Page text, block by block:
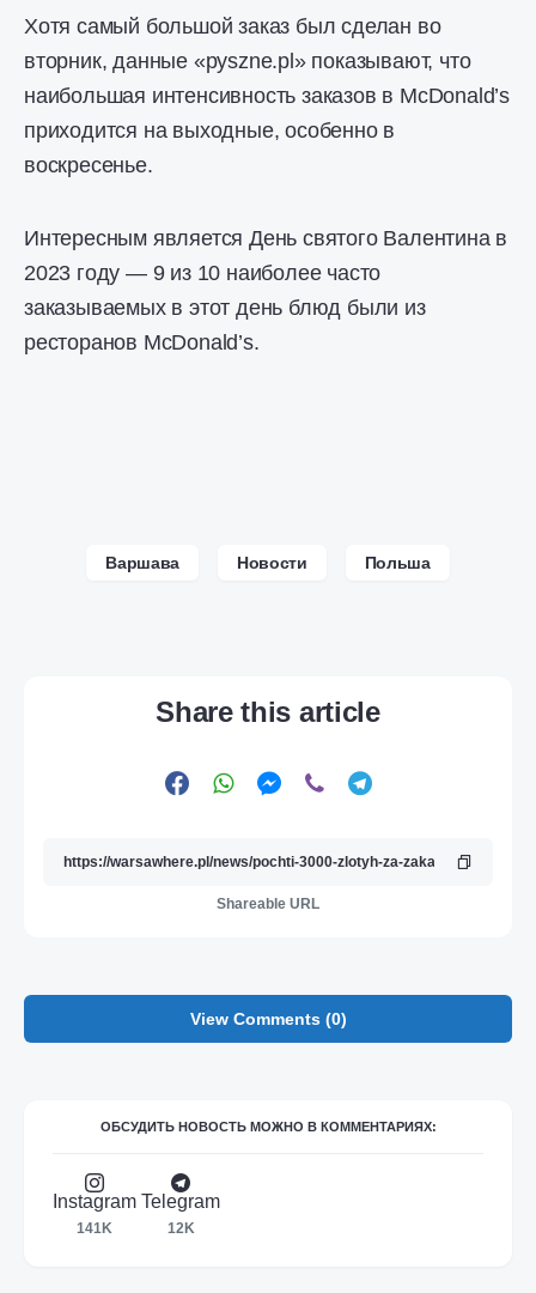
Хотя самый большой заказ был сделан во
вторник, данные «pyszne.pl» показывают, что
наибольшая интенсивность заказов в McDonald’s
приходится на выходные, особенно в
воскресенье.
Интересным является День святого Валентина в
2023 году — 9 из 10 наиболее часто
заказываемых в этот день блюд были из
ресторанов McDonald’s.
Варшава Новости Польша
Share this article
Shareable URL
View Comments (0)
ОБСУДИТЬ НОВОСТЬ МОЖНО В КОММЕНТАРИЯХ:
Instagram
141K
Telegram
12K